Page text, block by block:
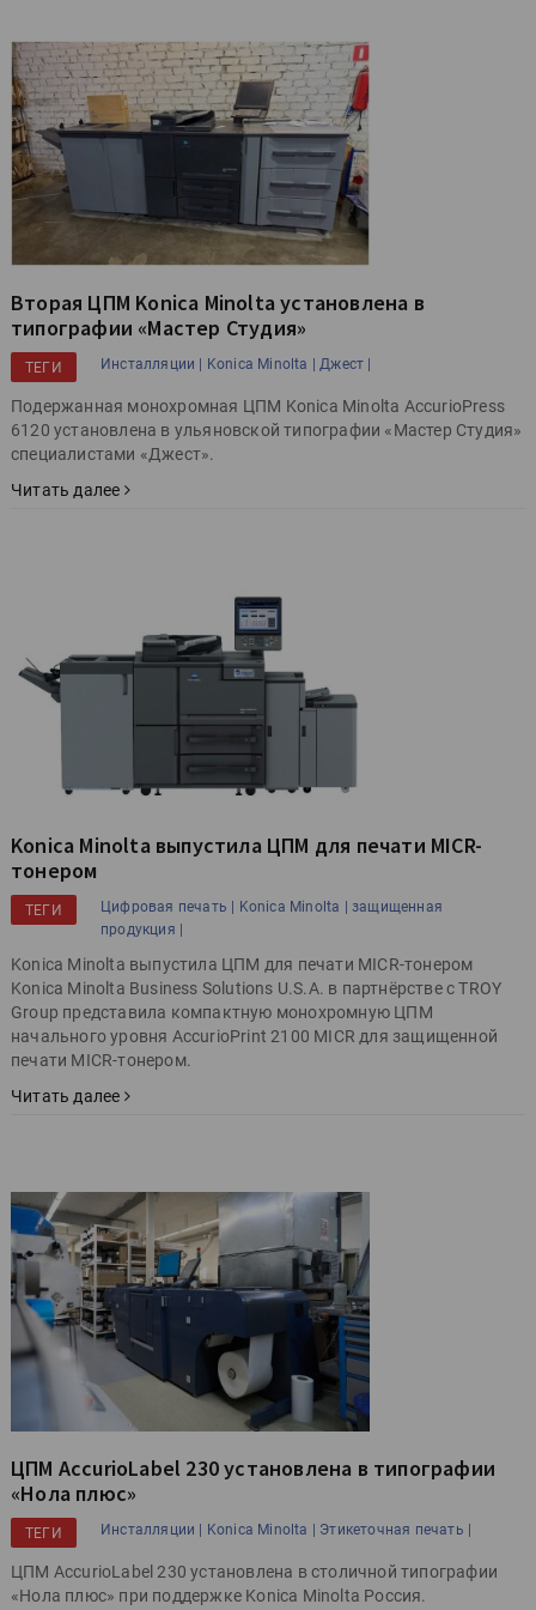
Вторая ЦПМ Konica Minolta установлена в
типографии «Мастер Студия»
ТЕГИ Инсталляции | Konica Minolta | Джест |
Подержанная монохромная ЦПМ Konica Minolta AccurioPress
6120 установлена в ульяновской типографии «Мастер Студия»
специалистами «Джест».
Читать далее
Konica Minolta выпустила ЦПМ для печати MICR-
тонером
ТЕГИ Цифровая печать | Konica Minolta |
защищенная
продукция |
Konica Minolta выпустила ЦПМ для печати MICR-тонером
Konica Minolta Business Solutions U.S.A. в партнёрстве с TROY
Group представила компактную монохромную ЦПМ
начального уровня AccurioPrint 2100 MICR для защищенной
печати MICR-тонером.
Читать далее
ЦПМ AccurioLabel 230 установлена в типографии
«Нола плюс»
ТЕГИ Инсталляции | Konica Minolta | Этикеточная печать |
ЦПМ AccurioLabel 230 установлена в столичной типографии
«Нола плюс» при поддержке Konica Minolta Россия.